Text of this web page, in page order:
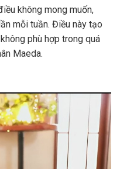
không mong muốn,
mỗi tuần. Điều này tạo
phù hợp trong quá
Maeda.